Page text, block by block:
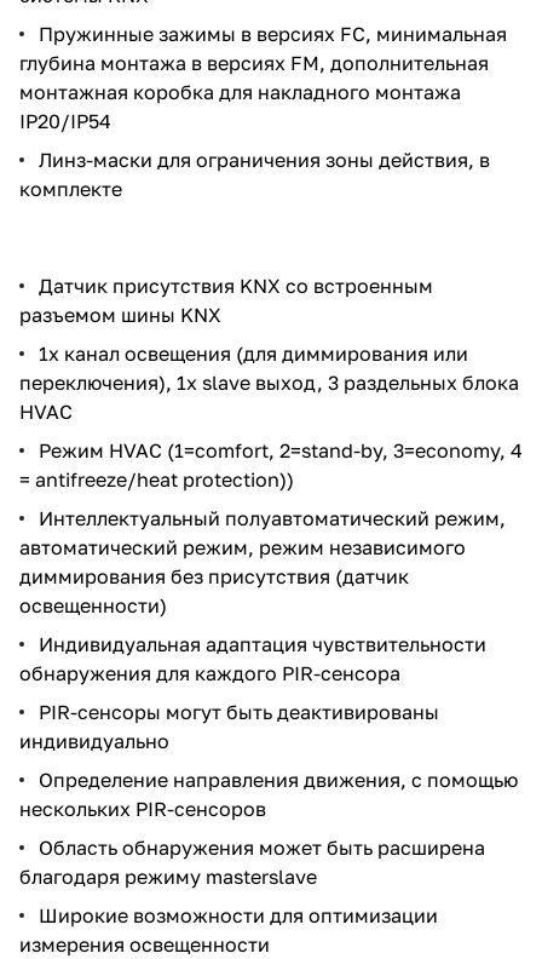
Пружинные зажимы в версиях FC, минимальная
глубина монтажа в версиях FM, дополнительная
монтажная коробка для накладного монтажа
IP20/IP54
Линз-маски для ограничения зоны действия, в
комплекте
Датчик присутствия KNX со встроенным
разъемом шины KNX
1х канал освещения (для диммирования или
переключения), 1x slave выход, 3 раздельных блока
HVAC
Режим HVAC (1=comfort, 2=stand-by, 3=economy, 4
= antifreeze/heat protection))
Интеллектуальный полуавтоматический режим,
автоматический режим, режим независимого
диммирования без присутствия (датчик
освещенности)
Индивидуальная адаптация чувствительности
обнаружения для каждого PIR-сенсора
PIR-сенсоры могут быть деактивированы
индивидуально
Определение направления движения, с помощью
нескольких PIR-сенсоров
Область обнаружения может быть расширена
благодаря режиму masterslave
Широкие возможности для оптимизации
измерения освещенности